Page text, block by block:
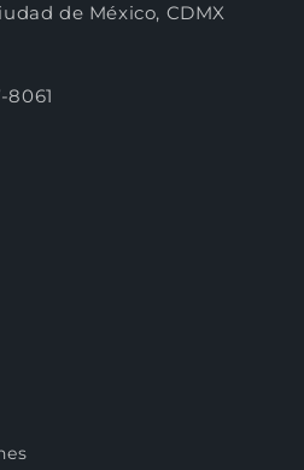
de México, CDMX
8061